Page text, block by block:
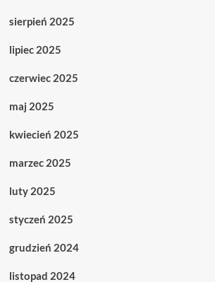
sierpień 2025
lipiec 2025
czerwiec 2025
maj 2025
kwiecień 2025
marzec 2025
luty 2025
styczeń 2025
grudzień 2024
listopad 2024